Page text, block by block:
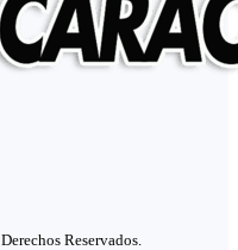
Reservados.